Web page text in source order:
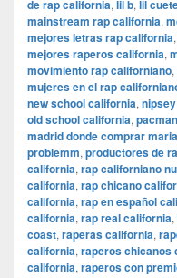
de rap california, lil b, lil
mainstream rap california,
mejores letras rap california,
mejores raperos california,
movimiento rap californiano,
mujeres en el rap
new school california,
old school california,
madrid donde comprar
problemm, productores de
california, rap californiano
california, rap chicano
california, rap en español
california, rap real california,
coast, raperas california,
california, raperos chicanos
california, raperos con